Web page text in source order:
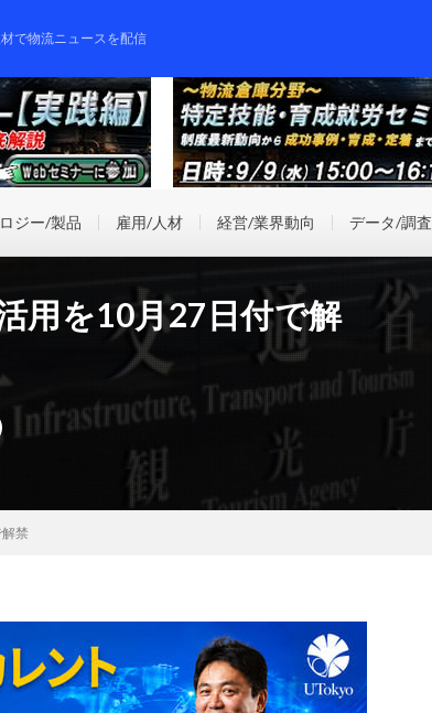
で物流ニュースを配信
ジー/製品 雇用/人材 経営/業界動向 データ/調査
用を10月27日付で解
禁